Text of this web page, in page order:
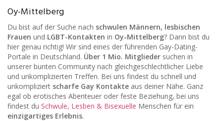
Oy-Mittelberg
Du bist auf der Suche nach schwulen Männern, lesbischen
Frauen und LGBT-Kontakten in Oy-Mittelberg? Dann bist du
hier genau richtig! Wir sind eines der führenden Gay-Dating-
Portale in Deutschland. Über 1 Mio. Mitglieder suchen in
unserer bunten Community nach gleichgeschlechtlicher Liebe
und unkomplizierten Treffen. Bei uns findest du schnell und
unkompliziert scharfe Gay Kontakte aus deiner Nähe. Ganz
egal ob erotisches Abenteuer oder feste Beziehung, bei uns
findest du Schwule, Lesben & Bisexuelle Menschen für ein
einzigartiges Erlebnis.